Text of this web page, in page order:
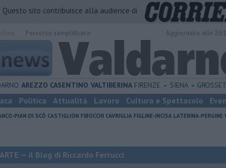
Questo sito contribuisce alla audience di
AREZZO CASENTINO VALTIBERINA FIRENZE SIENA
Politica Attualità Lavoro Cultura e Spettacolo
PIAN DI SCÒ CASTIGLION FIBOCCHI CAVRIGLIA FIGLINE-INCISA LATERINA-PERGINE
— il Blog di Riccardo Ferrucci